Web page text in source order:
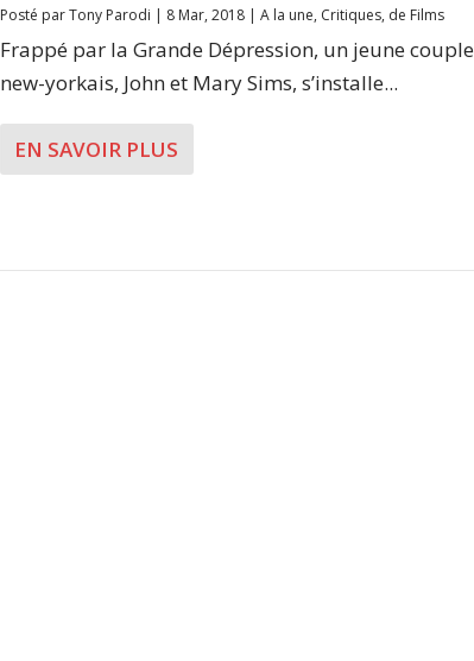
Posté parTony Parodi | 8 Mar, 2018| A la une, Critiques, de Films
Frappé par la Grande Dépression, un jeune couple
new-yorkais, John et Mary Sims, s’installe...
EN SAVOIR PLUS